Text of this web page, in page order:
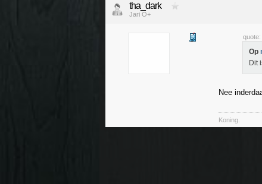
tha_dark
Jari O+
quote:
Op
Dit
Nee
Koning.